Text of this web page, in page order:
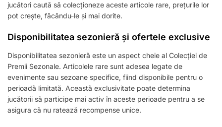
jucători caută să colecționeze aceste articole rare, prețurile lor
pot crește, făcându-le și mai dorite.
Disponibilitatea sezonieră și ofertele exclusive
Disponibilitatea sezonieră este un aspect cheie al Colecției de
Premii Sezonale. Articolele rare sunt adesea legate de
evenimente sau sezoane specifice, fiind disponibile pentru o
perioadă limitată. Această exclusivitate poate determina
jucătorii să participe mai activ în aceste perioade pentru a se
asigura că nu ratează recompense unice.